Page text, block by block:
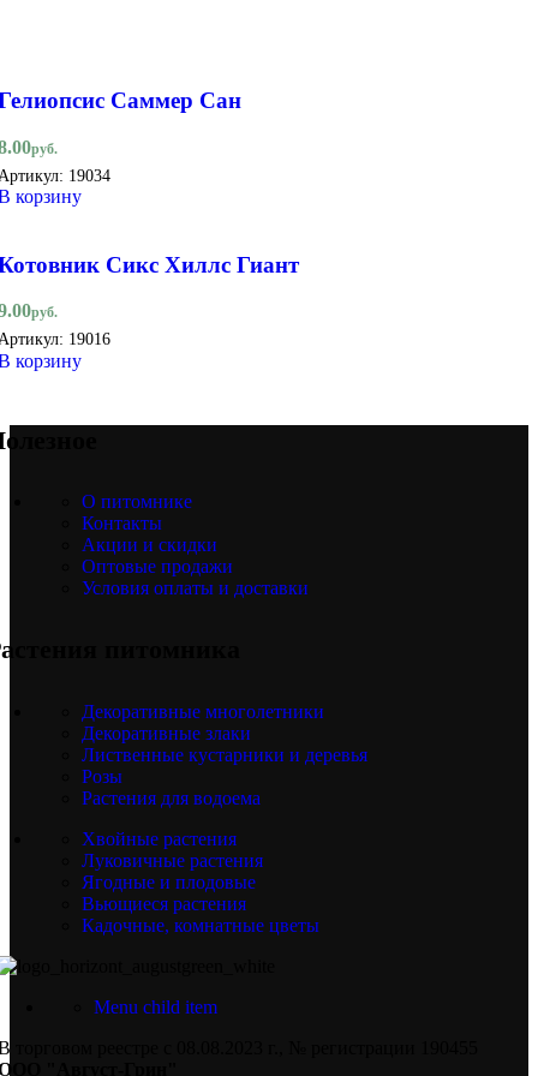
Саммер Сан
руб.
19034
корзину
Сикс Хиллс Гиант
руб.
19016
корзину
О питомнике
Контакты
Акции и скидки
Оптовые продажи
Условия оплаты и доставки
питомника
Декоративные многолетники
Декоративные злаки
Лиственные кустарники и деревья
Розы
Растения для водоема
Хвойные растения
Луковичные растения
Ягодные и плодовые
Вьющиеся растения
Кадочные, комнатные цветы
Menu child item
торговом реестре с 08.08.2023 г., № регистрации 190455
"Август-Грин"